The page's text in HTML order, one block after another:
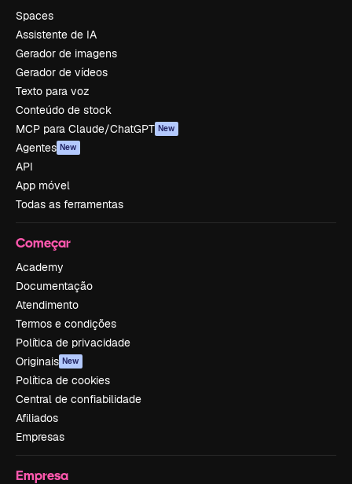
Spaces
Assistente de IA
Gerador de imagens
Gerador de vídeos
Texto para voz
Conteúdo de stock
MCP para Claude/ChatGPT New
Agentes New
API
App móvel
Todas as ferramentas
Começar
Academy
Documentação
Atendimento
Termos e condições
Política de privacidade
Originais New
Política de cookies
Central de confiabilidade
Afiliados
Empresas
Empresa